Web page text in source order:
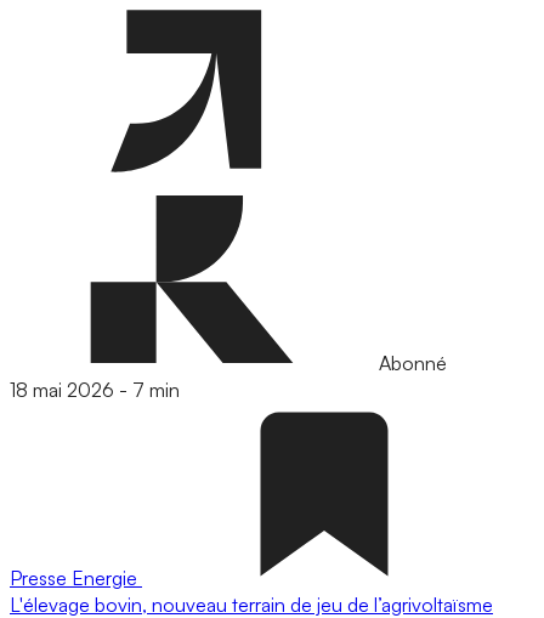
Abonné
18 mai 2026 - 7 min
Presse Energie
L'élevage bovin, nouveau terrain de jeu de l’agrivoltaïsme